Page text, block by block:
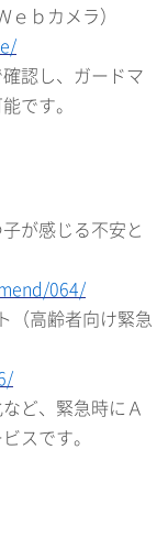
ｂカメラ）
認し、ガードマ
です。
が感じる不安と
064/
高齢者向け緊急
ど、緊急時にＡ
スです。